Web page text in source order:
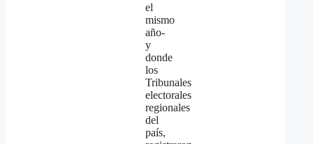
el
mismo
año-
y
donde
los
Tribunales
electorales
regionales
del
país,